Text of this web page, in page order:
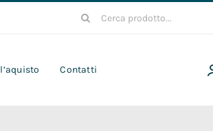
Cerca
Contatti